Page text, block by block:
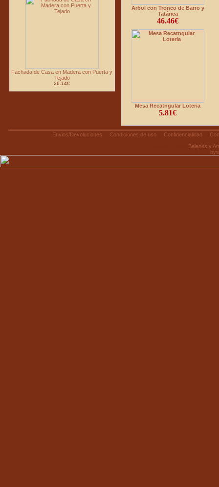
Fachada de Casa en Madera con Puerta y
Tejado
26.14€
Arbol con Tronco de Barro y
Tatárica
46.46€
Mesa Recatngular Loteria
5.81€
Envios/Devoluciones Condiciones de uso| Confidencialidad
Belenes y